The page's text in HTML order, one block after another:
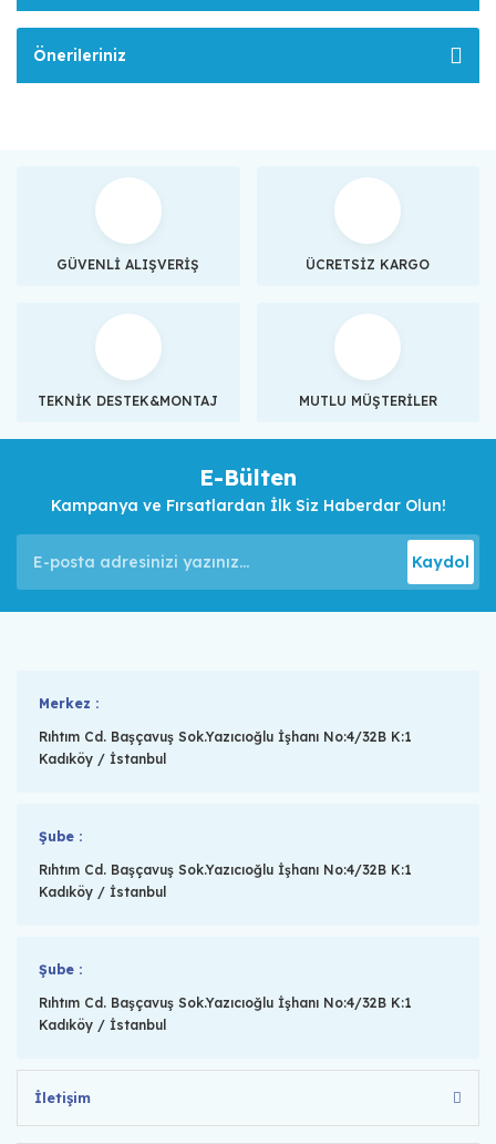
Önerileriniz
GÜVENLİ ALIŞVERİŞ ÜCRETSİZ KARGO
TEKNİK DESTEK&MONTAJ MUTLU MÜŞTERİLER
E-Bülten
Kampanya ve Fırsatlardan İlk Siz Haberdar Olun!
Kaydol
Merkez :
Rıhtım Cd. Başçavuş Sok.Yazıcıoğlu İşhanı No:4/32B K:1
Kadıköy / İstanbul
Şube :
Rıhtım Cd. Başçavuş Sok.Yazıcıoğlu İşhanı No:4/32B K:1
Kadıköy / İstanbul
Şube :
Rıhtım Cd. Başçavuş Sok.Yazıcıoğlu İşhanı No:4/32B K:1
Kadıköy / İstanbul
İletişim